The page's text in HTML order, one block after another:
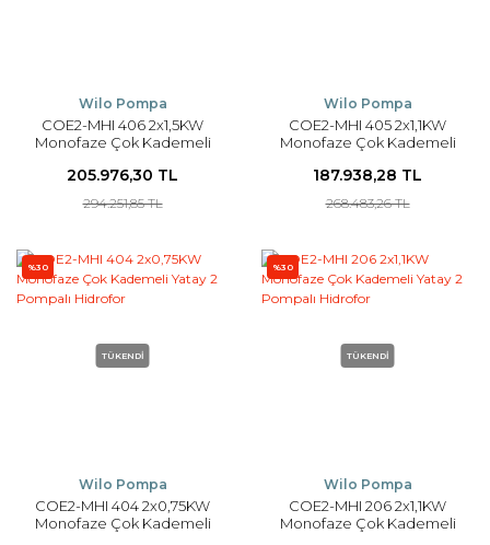
Wilo Pompa
COE2-MHI 406 2x1,5KW
Monofaze Çok Kademeli
205.976,30 TL
294.251,85 TL
Wilo Pompa
COE2-MHI 405 2x1,1KW
Monofaze Çok Kademeli
187.938,28 TL
268.483,26 TL
%30
TÜKENDİ
Wilo Pompa
COE2-MHI 404 2x0,75KW
Monofaze Çok Kademeli
%30
TÜKENDİ
Wilo Pompa
COE2-MHI 206 2x1,1KW
Monofaze Çok Kademeli